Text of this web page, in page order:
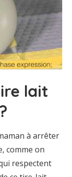
lait
à arrêter
comme on
respectent